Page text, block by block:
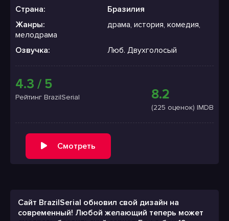
Страна:
Бразилия
Жанры:
драма, история, комедия,
мелодрама
Озвучка:
Люб. Двухголосый
4.3 / 5
Рейтинг BrazilSerial 8.2
(225 оценок) IMDB
Смотреть
Сайт BrazilSerial обновил свой дизайн на
современный! Любой желающий теперь может